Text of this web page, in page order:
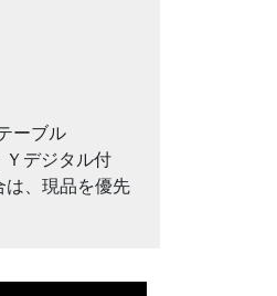
ーブル
デジタル付
は、現品を優先